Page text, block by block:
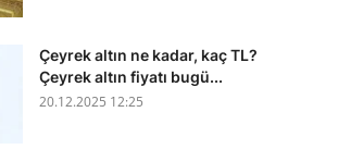
Çeyrek altın ne kadar, kaç TL?
Çeyrek altın fiyatı bugü...
20.12.2025 12:25